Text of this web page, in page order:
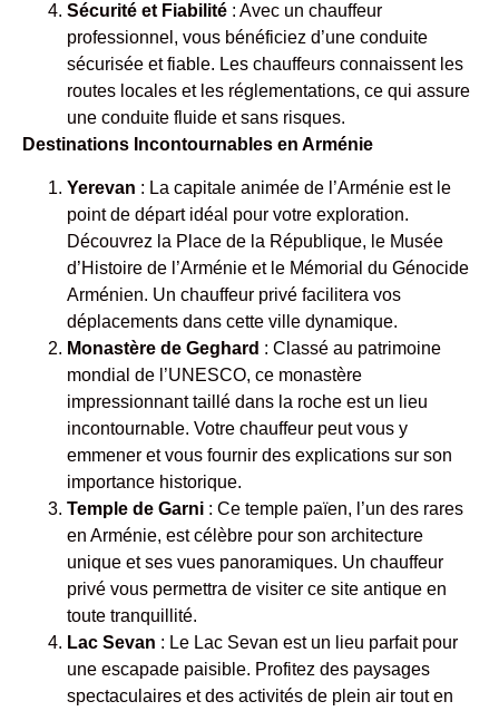
Sécurité et Fiabilité : Avec un chauffeur
professionnel, vous bénéficiez d’une conduite
sécurisée et fiable. Les chauffeurs connaissent les
routes locales et les réglementations, ce qui assure
une conduite fluide et sans risques.
Destinations Incontournables en Arménie
Yerevan : La capitale animée de l’Arménie est le
point de départ idéal pour votre exploration.
Découvrez la Place de la République, le Musée
d’Histoire de l’Arménie et le Mémorial du Génocide
Arménien. Un chauffeur privé facilitera vos
déplacements dans cette ville dynamique.
Monastère de Geghard : Classé au patrimoine
mondial de l’UNESCO, ce monastère
impressionnant taillé dans la roche est un lieu
incontournable. Votre chauffeur peut vous y
emmener et vous fournir des explications sur son
importance historique.
Temple de Garni : Ce temple païen, l’un des rares
en Arménie, est célèbre pour son architecture
unique et ses vues panoramiques. Un chauffeur
privé vous permettra de visiter ce site antique en
toute tranquillité.
Lac Sevan : Le Lac Sevan est un lieu parfait pour
une escapade paisible. Profitez des paysages
spectaculaires et des activités de plein air tout en